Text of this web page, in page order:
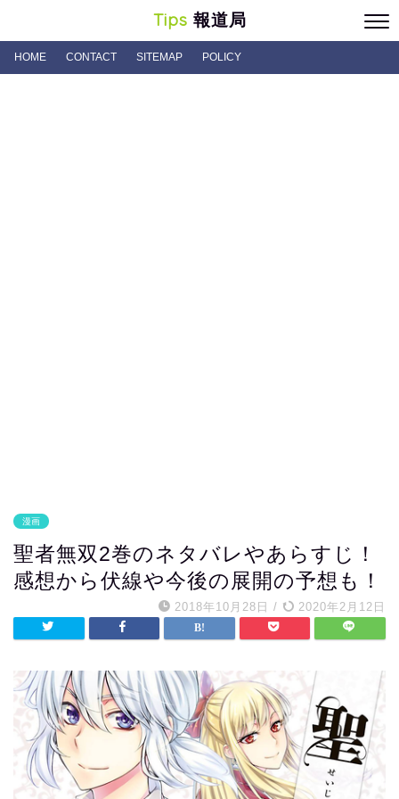
Tips 報道局
HOME CONTACT SITEMAP POLICY
漫画
聖者無双2巻のネタバレやあらすじ！
感想から伏線や今後の展開の予想も！
2018年10月28日 / 2020年2月12日